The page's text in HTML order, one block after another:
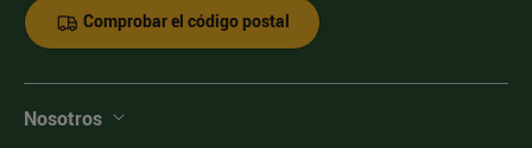
Comprobar el código postal
Nosotros